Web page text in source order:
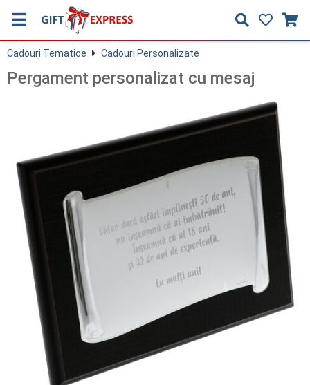
Cadouri Tematice Cadouri Personalizate
Pergament personalizat cu mesaj